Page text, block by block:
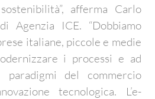
afferma Carlo
Agenzia ICE. “Dobbiamo
italiane, piccole e medie
i processi e ad
paradigmi del commercio
tecnologica. L’e-